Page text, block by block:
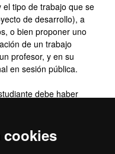
cookies
tipo de trabajo que se
de desarrollo), a
o bien proponer uno
de un trabajo
profesor, y en su
en sesión pública.
debe haber